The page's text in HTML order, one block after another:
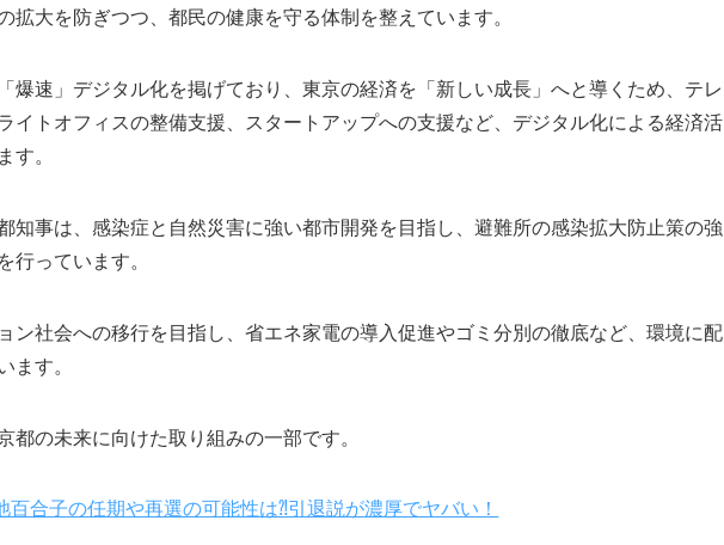
拡大を防ぎつつ、都民の健康を守る体制を整えています。
爆速」デジタル化を掲げており、東京の経済を「新しい成長」へと導くため、テレ
イトオフィスの整備支援、スタートアップへの支援など、デジタル化による経済活
す。
知事は、感染症と自然災害に強い都市開発を目指し、避難所の感染拡大防止策の強
行っています。
ン社会への移行を目指し、省エネ家電の導入促進やゴミ分別の徹底など、環境に配
ます。
都の未来に向けた取り組みの一部です。
百合子の任期や再選の可能性は⁈引退説が濃厚でヤバい！